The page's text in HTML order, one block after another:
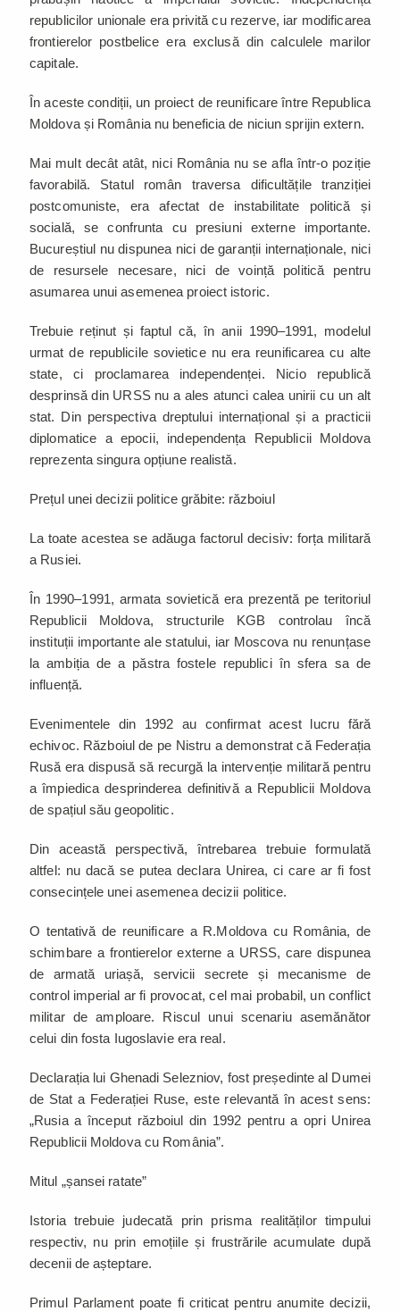
republicilor unionale era privită cu rezerve, iar modificarea
frontierelor postbelice era exclusă din calculele marilor
capitale.
În aceste condiții, un proiect de reunificare între Republica
Moldova și România nu beneficia de niciun sprijin extern.
Mai mult decât atât, nici România nu se afla într-o poziție
favorabilă. Statul român traversa dificultățile tranziției
postcomuniste, era afectat de instabilitate politică și
socială, se confrunta cu presiuni externe importante.
Bucureștiul nu dispunea nici de garanții internaționale, nici
de resursele necesare, nici de voință politică pentru
asumarea unui asemenea proiect istoric.
Trebuie reținut și faptul că, în anii 1990–1991, modelul
urmat de republicile sovietice nu era reunificarea cu alte
state, ci proclamarea independenței. Nicio republică
desprinsă din URSS nu a ales atunci calea unirii cu un alt
stat. Din perspectiva dreptului internațional și a practicii
diplomatice a epocii, independența Republicii Moldova
reprezenta singura opțiune realistă.
Prețul unei decizii politice grăbite: războiul
La toate acestea se adăuga factorul decisiv: forța militară
a Rusiei.
În 1990–1991, armata sovietică era prezentă pe teritoriul
Republicii Moldova, structurile KGB controlau încă
instituții importante ale statului, iar Moscova nu renunțase
la ambiția de a păstra fostele republici în sfera sa de
influență.
Evenimentele din 1992 au confirmat acest lucru fără
echivoc. Războiul de pe Nistru a demonstrat că Federația
Rusă era dispusă să recurgă la intervenție militară pentru
a împiedica desprinderea definitivă a Republicii Moldova
de spațiul său geopolitic.
Din această perspectivă, întrebarea trebuie formulată
altfel: nu dacă se putea declara Unirea, ci care ar fi fost
consecințele unei asemenea decizii politice.
O tentativă de reunificare a R.Moldova cu România, de
schimbare a frontierelor externe a URSS, care dispunea
de armată uriașă, servicii secrete și mecanisme de
control imperial ar fi provocat, cel mai probabil, un conflict
militar de amploare. Riscul unui scenariu asemănător
celui din fosta Iugoslavie era real.
Declarația lui Ghenadi Selezniov, fost președinte al Dumei
de Stat a Federației Ruse, este relevantă în acest sens:
„Rusia a început războiul din 1992 pentru a opri Unirea
Republicii Moldova cu România”.
Mitul „șansei ratate”
Istoria trebuie judecată prin prisma realităților timpului
respectiv, nu prin emoțiile și frustrările acumulate după
decenii de așteptare.
Primul Parlament poate fi criticat pentru anumite decizii,